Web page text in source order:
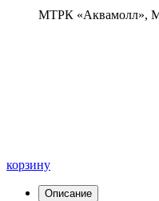
МТРК «Аквамолл»,
корзину
Описание